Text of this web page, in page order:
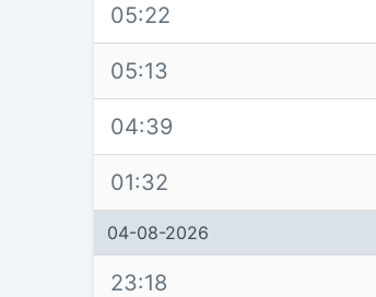
05:22
05:13
04:39
01:32
04-08-2026
23:18